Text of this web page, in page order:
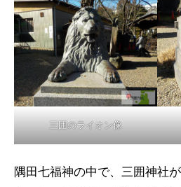
三囲のライオン像
隅田七福神の中で、三囲神社